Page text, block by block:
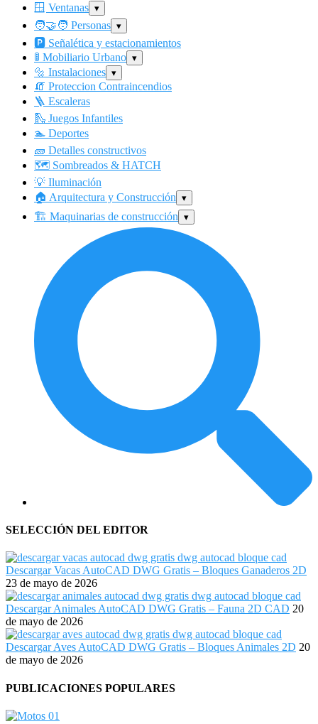
🪟 Ventanas ▾
🧑 ‍🤝‍🧑 Personas ▾
🅿 ️ Señalética y estacionamientos
🚦 Mobiliario Urbano ▾
🔩 Instalaciones ▾
🧯 Proteccion Contraincendios
🪜 Escaleras
🛝 Juegos Infantiles
🏊 Deportes
🧱 Detalles constructivos
🗺 ️ Sombreados & HATCH
💡 Iluminación
🏠 Arquitectura y Construcción ▾
🏗 ️ Maquinarias de construcción ▾
SELECCIÓN DEL EDITOR
Descargar Vacas AutoCAD DWG Gratis – Bloques Ganaderos 2D
23 de mayo de 2026
Descargar Animales AutoCAD DWG Gratis – Fauna 2D CAD 20
de mayo de 2026
Descargar Aves AutoCAD DWG Gratis – Bloques Animales 2D 20
de mayo de 2026
PUBLICACIONES POPULARES